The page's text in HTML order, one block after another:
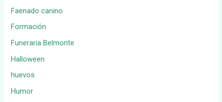
Faenado canino
Formación
Funeraria Belmonte
Halloween
huevos
Humor